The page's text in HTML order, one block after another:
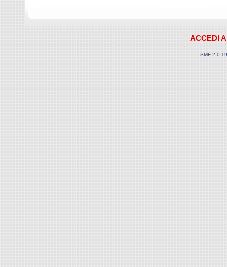
ACCEDI
SMF 2.0.19